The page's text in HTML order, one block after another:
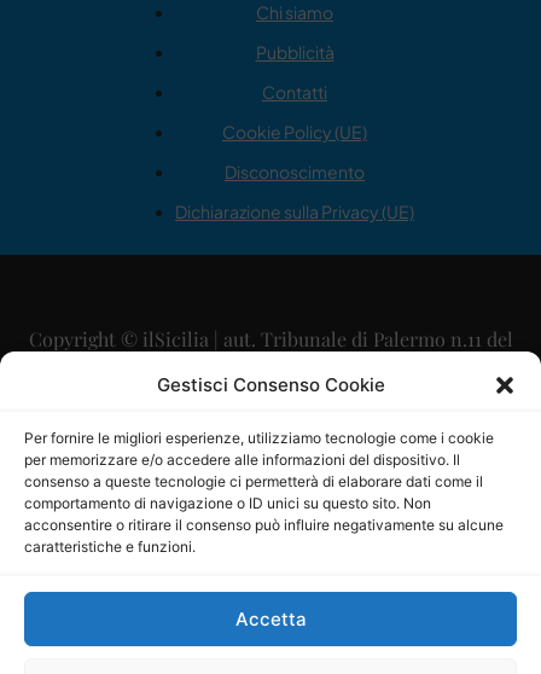
Gestisci Consenso Cookie
Per fornire le migliori esperienze, utilizziamo tecnologie come i cookie
per memorizzare e/o accedere alle informazioni del dispositivo. Il
consenso a queste tecnologie ci permetterà di elaborare dati come il
comportamento di navigazione o ID unici su questo sito. Non
acconsentire o ritirare il consenso può influire negativamente su alcune
caratteristiche e funzioni.
Accetta
Chi siamo
Pubblicità
Contatti
Cookie Policy (UE)
Disconoscimento
Dichiarazione sulla Privacy (UE)
Copyright © ilSicilia | aut. Tribunale di Palermo n.11 del
29/09/2015
Direttore Editoriale: Maurizio Scaglione
Direttore Responsabile: Maria Calabrese
P.IVA: 06334930820
Mercurio Comunicazione Società Cooperativa a r.l. è